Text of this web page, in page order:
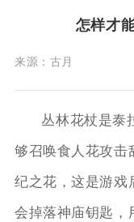
怎样才
来源： 古月
丛林花杖是泰
够召唤食人花攻击
纪之花，这是游戏
会掉落神庙钥匙，